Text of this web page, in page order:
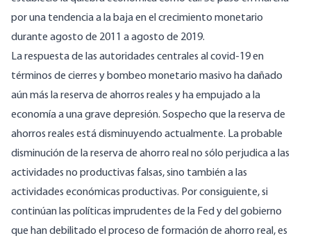
por una tendencia a la baja en el crecimiento monetario
durante agosto de 2011 a agosto de 2019.
La respuesta de las autoridades centrales al covid-19 en
términos de cierres y bombeo monetario masivo ha dañado
aún más la reserva de ahorros reales y ha empujado a la
economía a una grave depresión. Sospecho que la reserva de
ahorros reales está disminuyendo actualmente. La probable
disminución de la reserva de ahorro real no sólo perjudica a las
actividades no productivas falsas, sino también a las
actividades económicas productivas. Por consiguiente, si
continúan las políticas imprudentes de la Fed y del gobierno
que han debilitado el proceso de formación de ahorro real, es